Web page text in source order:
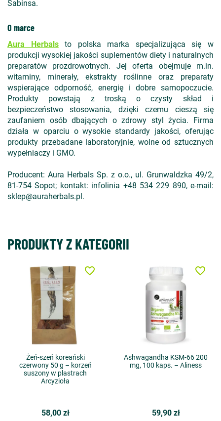
Sabinsa.
O marce
Aura Herbalsto polska marka specjalizująca się w
produkcji wysokiej jakości suplementów diety i naturalnych
preparatów prozdrowotnych. Jej oferta obejmuje m.in.
witaminy, minerały, ekstrakty roślinne oraz preparaty
wspierające odporność, energię i dobre samopoczucie.
Produkty powstają z troską o czysty skład i
bezpieczeństwo stosowania, dzięki czemu cieszą się
zaufaniem osób dbających o zdrowy styl życia. Firma
działa w oparciu o wysokie standardy jakości, oferując
produkty przebadane laboratoryjnie, wolne od sztucznych
wypełniaczy i GMO.
Producent: Aura Herbals Sp. z o.o., ul. Grunwaldzka 49/2,
81-754 Sopot; kontakt: infolinia +48 534 229 890, e-mail:
sklep@auraherbals.pl.
PRODUKTY Z KATEGORII
Żeń-szeń koreański
czerwony 50 g – korzeń
suszony w plastrach
Arcyzioła
58,00 zł
favorite_border
Ashwagandha KSM-66 200
mg, 100 kaps. – Aliness
59,90 zł
favorite_border